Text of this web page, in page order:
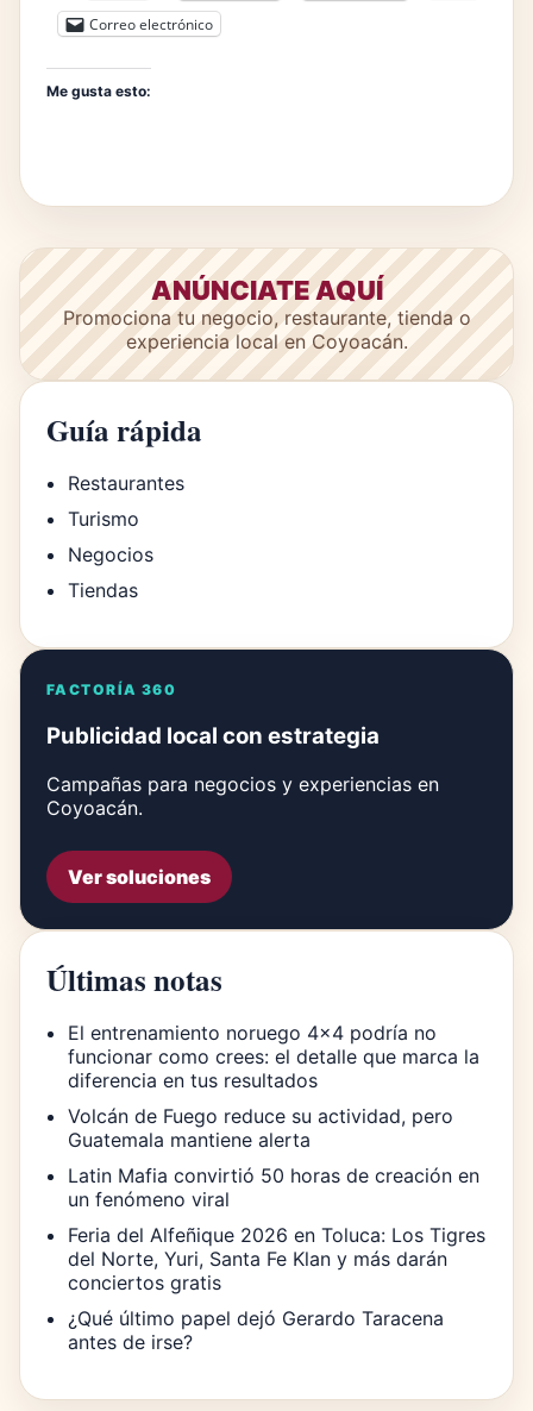
Correo electrónico
Me gusta esto:
ANÚNCIATE AQUÍ
Promociona tu negocio, restaurante, tienda o
experiencia local en Coyoacán.
Guía rápida
Restaurantes
Turismo
Negocios
Tiendas
FACTORÍA 360
Publicidad local con estrategia
Campañas para negocios y experiencias en
Coyoacán.
Ver soluciones
Últimas notas
El entrenamiento noruego 4×4 podría no
funcionar como crees: el detalle que marca la
diferencia en tus resultados
Volcán de Fuego reduce su actividad, pero
Guatemala mantiene alerta
Latin Mafia convirtió 50 horas de creación en
un fenómeno viral
Feria del Alfeñique 2026 en Toluca: Los Tigres
del Norte, Yuri, Santa Fe Klan y más darán
conciertos gratis
¿Qué último papel dejó Gerardo Taracena
antes de irse?